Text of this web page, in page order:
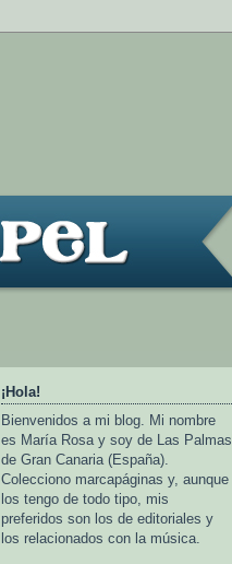
¡Hola!
Bienvenidos a mi blog. Mi nombre
es María Rosa y soy de Las Palmas
de Gran Canaria (España).
Colecciono marcapáginas y, aunque
los tengo de todo tipo, mis
preferidos son los de editoriales y
los relacionados con la música.